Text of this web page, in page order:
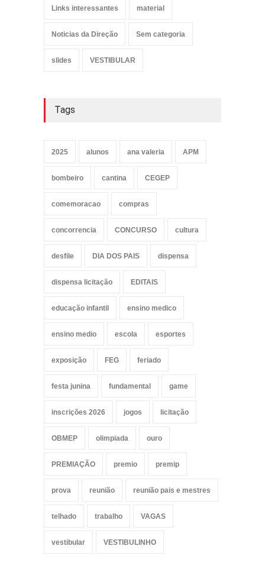
Links interessantes material
Noticias da Direção Sem categoria
slides VESTIBULAR
Tags
2025 alunos ana valeria APM
bombeiro cantina CEGEP
comemoracao compras
concorrencia CONCURSO cultura
desfile DIA DOS PAIS dispensa
dispensa licitação EDITAIS
educação infantil ensino medico
ensino medio escola esportes
exposição FEG feriado
festa junina fundamental game
inscrições 2026 jogos licitação
OBMEP olimpiada ouro
PREMIAÇÃO premio premip
prova reunião reunião pais e mestres
telhado trabalho VAGAS
vestibular VESTIBULINHO